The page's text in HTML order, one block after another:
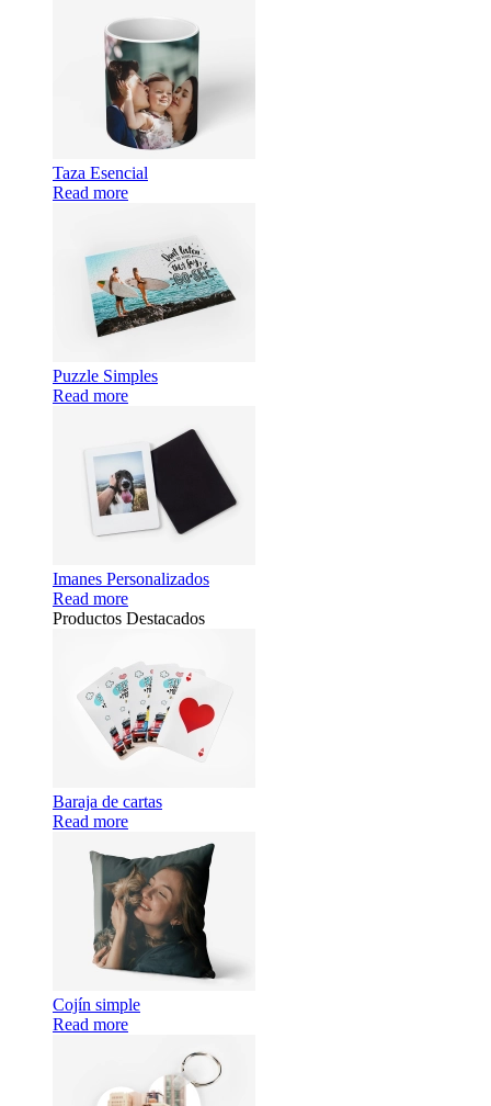
Taza Esencial
Read more
Puzzle Simples
Read more
Imanes Personalizados
Read more
Productos Destacados
Baraja de cartas
Read more
Cojín simple
Read more